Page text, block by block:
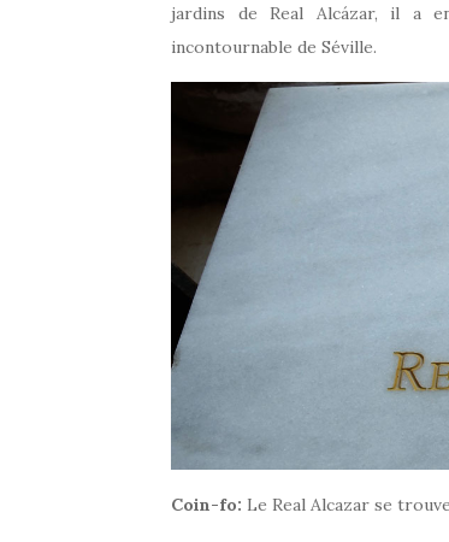
jardins de Real Alcázar, il a
incontournable de Séville.
Coin-fo: Le Real Alcazar se